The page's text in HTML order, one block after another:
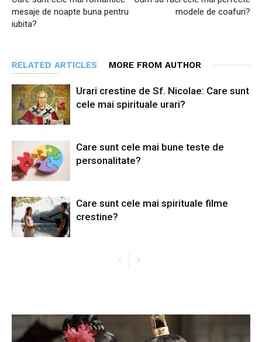
mesaje de noapte buna pentru
iubita?
modele de coafuri?
RELATED ARTICLES MORE FROM AUTHOR
Urari crestine de Sf. Nicolae: Care sunt
cele mai spirituale urari?
Care sunt cele mai bune teste de
personalitate?
Care sunt cele mai spirituale filme
crestine?